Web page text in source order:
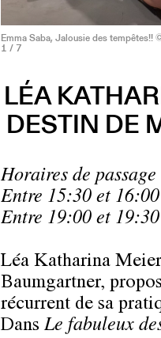
Emma Saba, Jalousie des tempêtes!!
1 / 7
LÉA
DESTIN DE
Horaires de passage
Entre 15:30 et 16:00
Entre 19:00 et 19:30
Léa Katharina
Baumgartner,
récurrent de sa
Dans Le fabuleux